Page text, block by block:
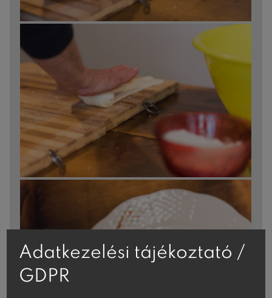
Adatkezelési tájékoztató /
GDPR